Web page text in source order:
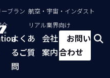
ブラン 航空・宇宙・インダスト
リアル業界向け
よくあ
るご質
問
会社
案内
お問い
合わせ